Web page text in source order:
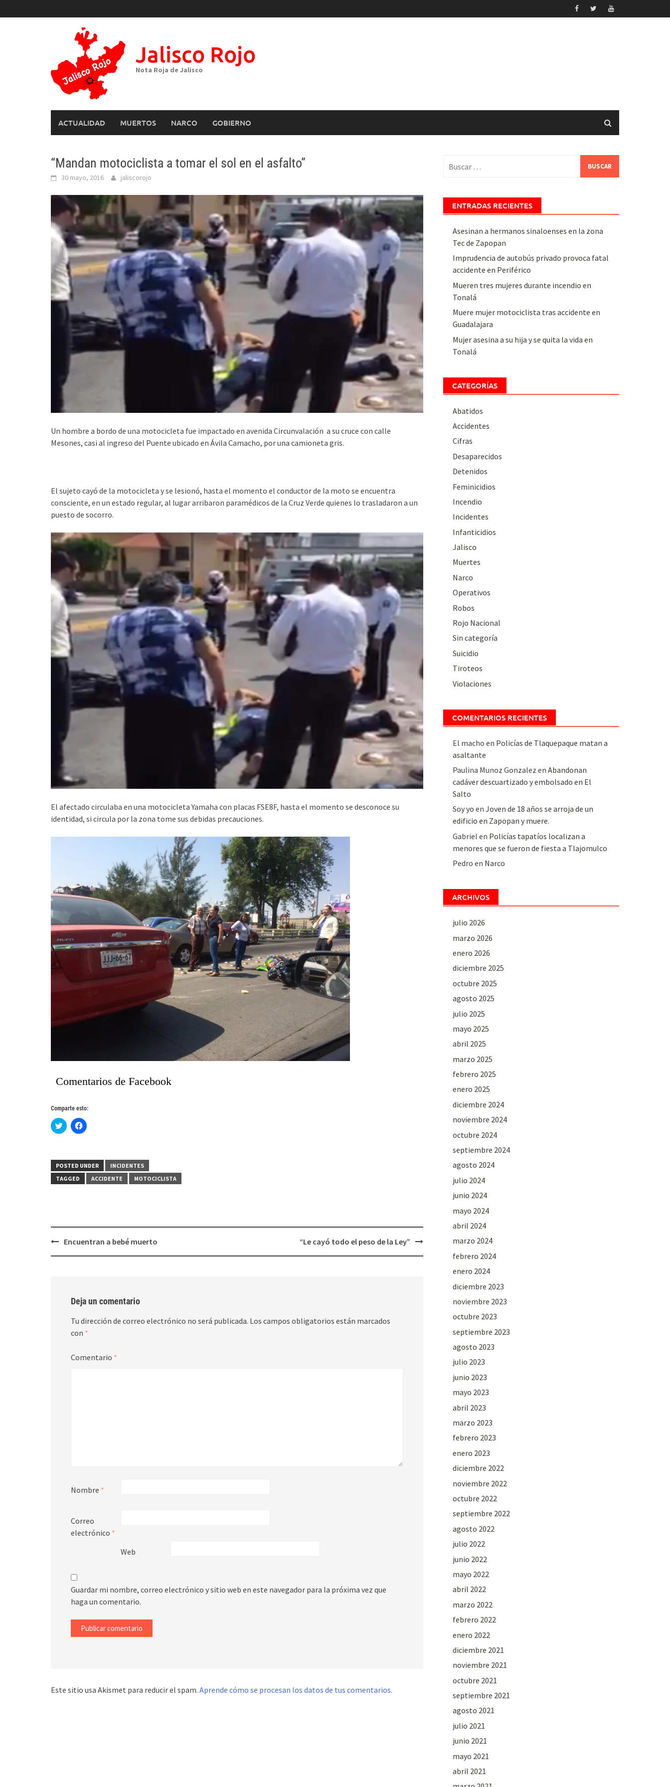
to
Jalisco Rojo
Nota Roja de Jalisco
ACTUALIDAD MUERTOS NARCO GOBIERNO
“Mandan motociclista a tomar el sol en el asfalto”
30 mayo, 2016 jaliscorojo
Un hombre a bordo de una motocicleta fue impactado en avenida Circunvalación a su cruce con calle
Mesones, casi al ingreso del Puente ubicado en Ávila Camacho, por una camioneta gris.
El sujeto cayó de la motocicleta y se lesionó, hasta el momento el conductor de la moto se encuentra
consciente, en un estado regular, al lugar arribaron paramédicos de la Cruz Verde quienes lo trasladaron a un
puesto de socorro.
El afectado circulaba en una motocicleta Yamaha con placas FSE8F, hasta el momento se desconoce su
identidad, si circula por la zona tome sus debidas precauciones.
Comentarios de Facebook
Comparte esto:
Haz
clic
(Se
abre
en
una
Haz
clic
(Se
abre
una
POSTED UNDER
INCIDENTES
TAGGED
ACCIDENTE MOTOCICLISTA
PostEncuentran a bebé muerto “Le cayó todo el peso de la Ley”
Deja un comentario
Tu dirección de correo electrónico no será publicada. Los campos obligatorios están marcados
con *
Comentario *
Nombre *
Correo
electrónico *
Web
Guardar mi nombre, correo electrónico y sitio web en este navegador para la próxima vez que
haga un comentario.
Este sitio usa Akismet para reducir el spam. Aprende cómo se procesan los datos de tus comentarios.
ENTRADAS RECIENTES
Asesinan a hermanos sinaloenses en la zona
Tec de Zapopan
Imprudencia de autobús privado provoca fatal
accidente en Periférico
Mueren tres mujeres durante incendio en
Tonalá
Muere mujer motociclista tras accidente en
Guadalajara
Mujer asesina a su hija y se quita la vida en
Tonalá
CATEGORÍAS
Abatidos
Accidentes
Cifras
Desaparecidos
Detenidos
Feminicidios
Incendio
Incidentes
Infanticidios
Jalisco
Muertes
Narco
Operativos
Robos
Rojo Nacional
Sin categoría
Suicidio
Tiroteos
Violaciones
COMENTARIOS RECIENTES
El macho en Policías de Tlaquepaque matan a
asaltante
Paulina Munoz Gonzalez en Abandonan
cadáver descuartizado y embolsado en El
Salto
Soy yo en Joven de 18 años se arroja de un
edificio en Zapopan y muere.
Gabriel en Policías tapatíos localizan a
menores que se fueron de fiesta a Tlajomulco
Pedro en Narco
ARCHIVOS
julio 2026
marzo 2026
enero 2026
diciembre 2025
octubre 2025
agosto 2025
julio 2025
mayo 2025
abril 2025
marzo 2025
febrero 2025
enero 2025
diciembre 2024
noviembre 2024
octubre 2024
septiembre 2024
agosto 2024
julio 2024
junio 2024
mayo 2024
abril 2024
marzo 2024
febrero 2024
enero 2024
diciembre 2023
noviembre 2023
octubre 2023
septiembre 2023
agosto 2023
julio 2023
junio 2023
mayo 2023
abril 2023
marzo 2023
febrero 2023
enero 2023
diciembre 2022
noviembre 2022
octubre 2022
septiembre 2022
agosto 2022
julio 2022
junio 2022
mayo 2022
abril 2022
marzo 2022
febrero 2022
enero 2022
diciembre 2021
noviembre 2021
octubre 2021
septiembre 2021
agosto 2021
julio 2021
junio 2021
mayo 2021
abril 2021